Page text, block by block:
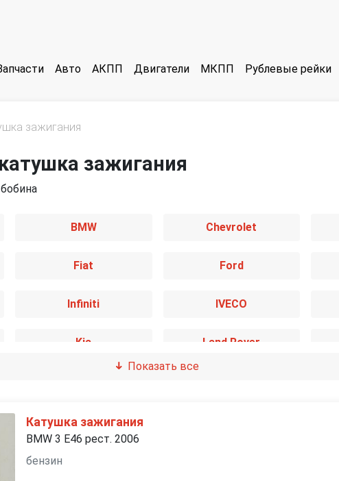
Авто АКПП Двигатели МКПП Рублевые рейки
зажигания
зажигания
BMW Chevrolet
Fiat Ford
Infiniti IVECO
Kia Land Rover
Peugeot
Показать все
Катушка зажигания
BMW 3 E46 рест. 2006
бензин